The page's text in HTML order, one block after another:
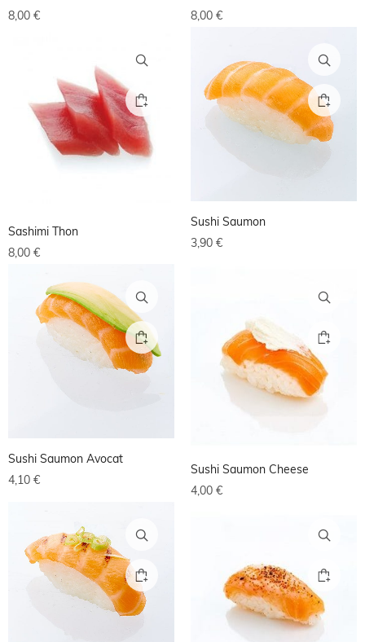
8,00 €
8,00 €
Sashimi Thon
8,00 €
Sushi Saumon
3,90 €
Sushi Saumon Avocat
4,10 €
Sushi Saumon Cheese
4,00 €